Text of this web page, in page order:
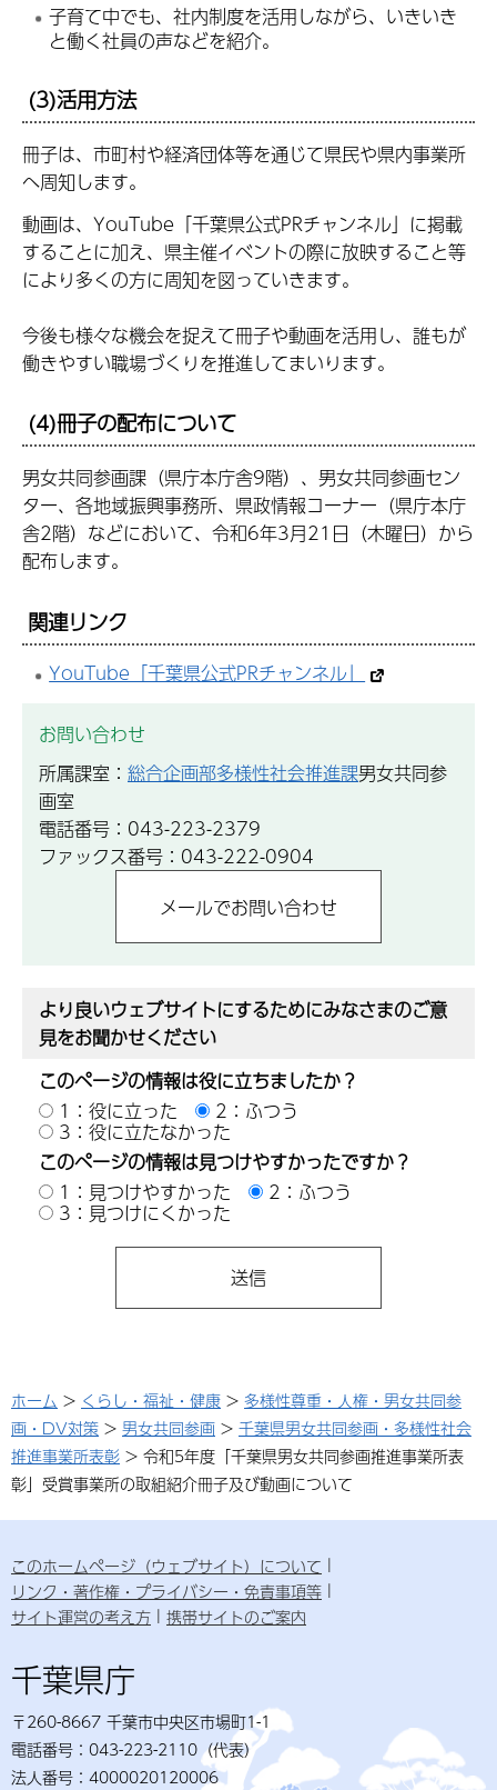
子育て中でも、社内制度を活用しながら、いきいき
と働く社員の声などを紹介。
(3)活用方法
冊子は、市町村や経済団体等を通じて県民や県内事業所
へ周知します。
動画は、YouTube「千葉県公式PRチャンネル」に掲載
することに加え、県主催イベントの際に放映すること等
により多くの方に周知を図っていきます。
今後も様々な機会を捉えて冊子や動画を活用し、誰もが
働きやすい職場づくりを推進してまいります。
(4)冊子の配布について
男女共同参画課（県庁本庁舎9階）、男女共同参画セン
ター、各地域振興事務所、県政情報コーナー（県庁本庁
舎2階）などにおいて、令和6年3月21日（木曜日）から
配布します。
関連リンク
YouTube「千葉県公式PRチャンネル」
お問い合わせ
所属課室： 総合企画部多様性社会推進課男女共同参
画室
電話番号：043-223-2379
ファックス番号：043-222-0904
より良いウェブサイトにするためにみなさまのご意
見をお聞かせください
このページの情報は役に立ちましたか？
1：役に立った
2：ふつう
3：役に立たなかった
このページの情報は見つけやすかったですか？
1：見つけやすかった
2：ふつう
3：見つけにくかった
ホーム > くらし・福祉・健康 > 多様性尊重・人権・男女共同参
画・DV対策 > 男女共同参画 > 千葉県男女共同参画・多様性社会
推進事業所表彰 > 令和5年度「千葉県男女共同参画推進事業所表
彰」受賞事業所の取組紹介冊子及び動画について
このホームページ（ウェブサイト）について
リンク・著作権・プライバシー・免責事項等
サイト運営の考え方
携帯サイトのご案内
千葉県庁
〒260-8667 千葉市中央区市場町1-1
電話番号：043-223-2110（代表）
法人番号：4000020120006